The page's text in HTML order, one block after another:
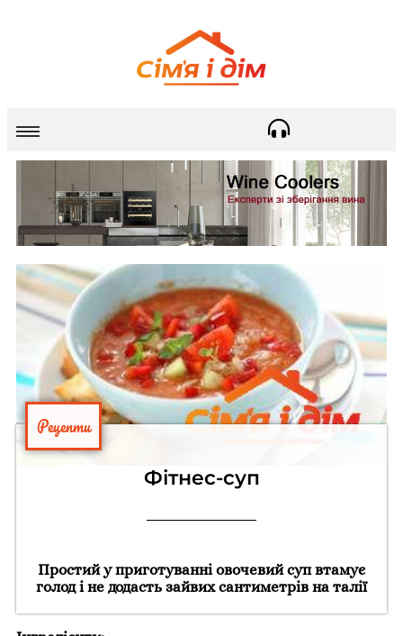
Рецепти
Фітнес-суп
Простий у приготуванні овочевий суп втамує
голод і не додасть зайвих сантиметрів на талії